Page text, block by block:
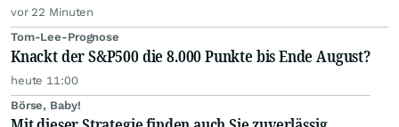
vor 22 Minuten
Tom-Lee-Prognose
Knackt der S&P500 die 8.000 Punkte bis Ende August?
heute 11:00
Börse, Baby!